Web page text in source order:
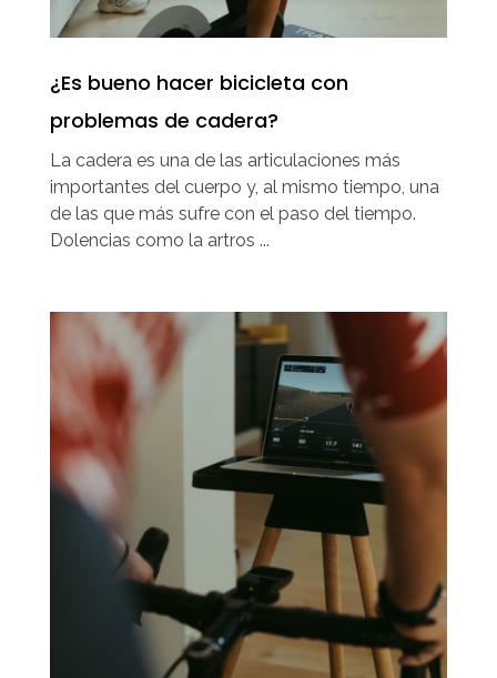
¿Es bueno hacer bicicleta con
problemas de cadera?
La cadera es una de las articulaciones más
importantes del cuerpo y, al mismo tiempo, una
de las que más sufre con el paso del tiempo.
Dolencias como la artros ...